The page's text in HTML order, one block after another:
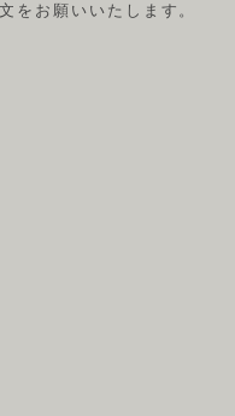
をお願いいたします。